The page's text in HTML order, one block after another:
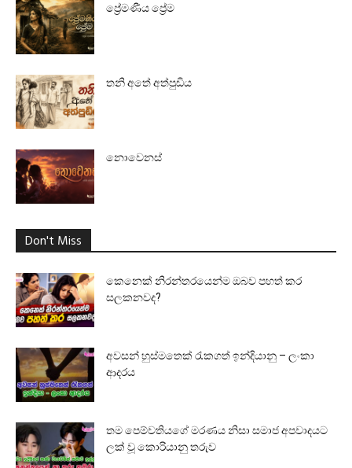
ප්‍රේමණීය ප්‍රේම
තනි අතේ අත්පුඩිය
නොවෙනස්
Don't Miss
කෙනෙක් නිරන්තරයෙන්ම ඔබව පහත් කර
සලකනවද?
අවසන් හුස්මතෙක් රැකගත් ඉන්දියානු – ලංකා
ආදරය
තම පෙම්වතියගේ මරණය නිසා සමාජ අපවාදයට
ලක් වූ කොරියානු තරුව